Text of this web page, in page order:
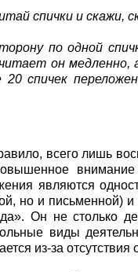
спички и скажи,
по одной
он
спичек
всего лишь
являются
но и письменной)
Он не столько
виды
из-за отсутствия